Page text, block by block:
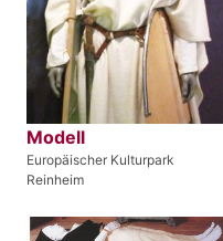
Modell
Europäischer Kulturpark
Reinheim